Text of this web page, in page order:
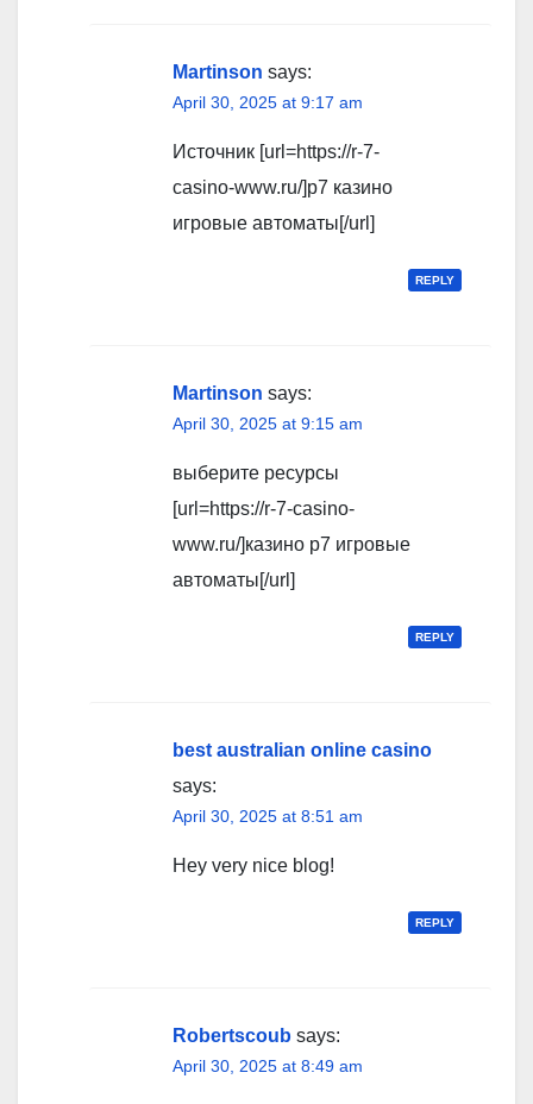
Martinson says:
April 30, 2025 at 9:17 am
Источник [url=https://r-7-
casino-www.ru/]р7 казино
игровые автоматы[/url]
REPLY
Martinson says:
April 30, 2025 at 9:15 am
выберите ресурсы
[url=https://r-7-casino-
www.ru/]казино р7 игровые
автоматы[/url]
REPLY
best australian online casino
says:
April 30, 2025 at 8:51 am
Hey very nice blog!
REPLY
Robertscoub says:
April 30, 2025 at 8:49 am